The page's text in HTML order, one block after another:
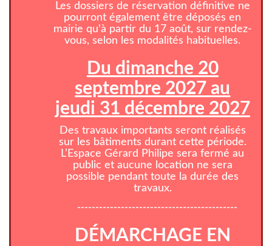
Les dossiers de réservation définitive ne
pourront également être déposés en
mairie qu'à partir du 17 août, sur rendez-
vous, selon les modalités habituelles.
Du dimanche 20
septembre 2027 au
jeudi 31 décembre 2027
Des travaux importants seront réalisés
sur les bâtiments durant cette période.
L’Espace Gérard Philipe sera fermé au
public et aucune location ne sera
possible pendant toute la durée des
travaux.
--------------------------------------------
DÉMARCHAGE EN